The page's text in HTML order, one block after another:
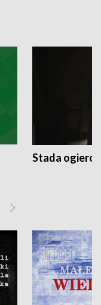
Stada